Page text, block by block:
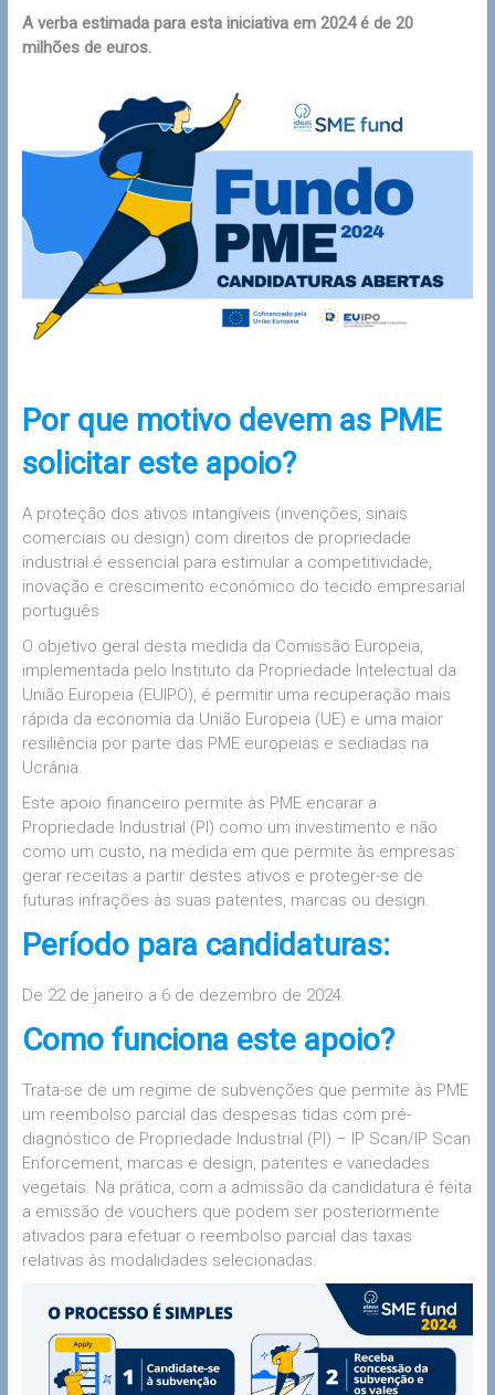
A verba estimada para esta iniciativa em 2024 é de 20
milhões de euros.
Por que motivo devem as PME
solicitar este apoio?
A proteção dos ativos intangíveis (invenções, sinais
comerciais ou design) com direitos de propriedade
industrial é essencial para estimular a competitividade,
inovação e crescimento económico do tecido empresarial
português.
O objetivo geral desta medida da Comissão Europeia,
implementada pelo Instituto da Propriedade Intelectual da
União Europeia (EUIPO), é permitir uma recuperação mais
rápida da economia da União Europeia (UE) e uma maior
resiliência por parte das PME europeias e sediadas na
Ucrânia.
Este apoio financeiro permite às PME encarar a
Propriedade Industrial (PI) como um investimento e não
como um custo, na medida em que permite às empresas
gerar receitas a partir destes ativos e proteger-se de
futuras infrações às suas patentes, marcas ou design.
Período para candidaturas:
De 22 de janeiro a 6 de dezembro de 2024.
Como funciona este apoio?
Trata-se de um regime de subvenções que permite às PME
um reembolso parcial das despesas tidas com pré-
diagnóstico de Propriedade Industrial (PI) – IP Scan/IP Scan
Enforcement, marcas e design, patentes e variedades
vegetais. Na prática, com a admissão da candidatura é feita
a emissão de vouchers que podem ser posteriormente
ativados para efetuar o reembolso parcial das taxas
relativas às modalidades selecionadas.